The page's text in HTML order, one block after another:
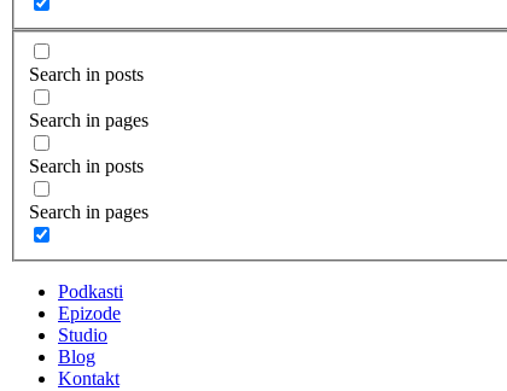
Search in posts
Search in pages
Search in posts
Search in pages
Podkasti
Epizode
Studio
Blog
Kontakt